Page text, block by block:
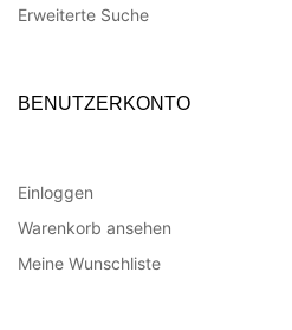
Erweiterte Suche
BENUTZERKONTO
Einloggen
Warenkorb ansehen
Meine Wunschliste